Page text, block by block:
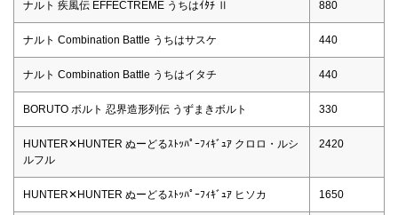
ナルト 疾風伝 EFFECTREME うちはｲﾀﾁ Ⅱ 880
ナルト Combination Battle うちはサスケ 440
ナルト Combination Battle うちはイタチ 440
BORUTO ボルト 忍界造形列伝 うずまきボルト 330
HUNTER✕HUNTER ぬーどるｽﾄｯﾊﾟｰﾌｨｷﾞｭｱ クロロ・ルシ
ルフル
2420
HUNTER✕HUNTER ぬーどるｽﾄｯﾊﾟｰﾌｨｷﾞｭｱ ヒソカ 1650